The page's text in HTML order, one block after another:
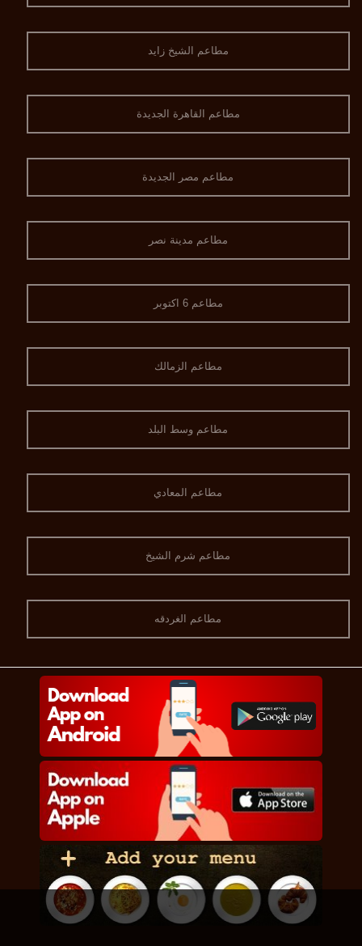
مطاعم الشيخ زايد
مطاعم القاهرة الجديدة
مطاعم مصر الجديدة
مطاعم مدينة نصر
مطاعم 6 اكتوبر
مطاعم الزمالك
مطاعم وسط البلد
مطاعم المعادي
مطاعم شرم الشيخ
مطاعم الغردقه